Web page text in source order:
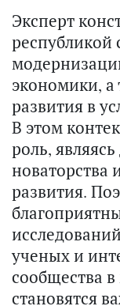
Эксперт
республикой
экономики, а
развития в
В этом
роль,
новаторства
развития.
ученых и
сообщества
становятся